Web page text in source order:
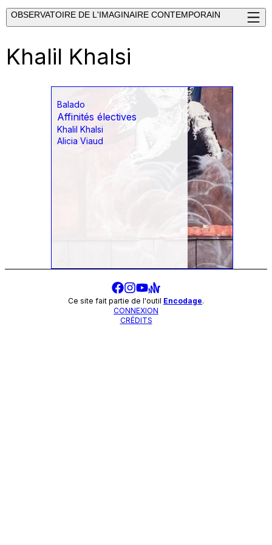
OBSERVATOIRE DE L'IMAGINAIRE CONTEMPORAIN
Khalil Khalsi
Balado
Affinités électives
Khalil Khalsi
Alicia Viaud
Ce site fait partie de l'outil Encodage.
CONNEXION
CRÉDITS